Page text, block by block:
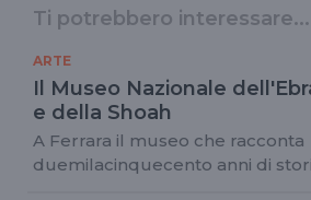
Ti potrebbero interessare...
ARTE
Il Museo Nazionale
e della Shoah
A Ferrara il museo che racconta
duemilacinquecento anni di